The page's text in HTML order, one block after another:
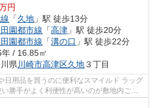
円
「久地 」駅 徒歩13分
園都市線 「高津 」駅 徒歩20分
園都市線 「溝の口 」駅 徒歩22分
/ 16.85㎡
県川崎市高津区久地３丁目
日用品を買うのに便利なスマイルド ラッグ
勝手がよく利便性が高いのが敷地内ごみ